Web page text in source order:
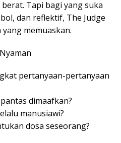
Tapi bagi yang suka
dan reflektif, The Judge
memuaskan.
pertanyaan-pertanyaan
dimaafkan?
manusiawi?
dosa seseorang?